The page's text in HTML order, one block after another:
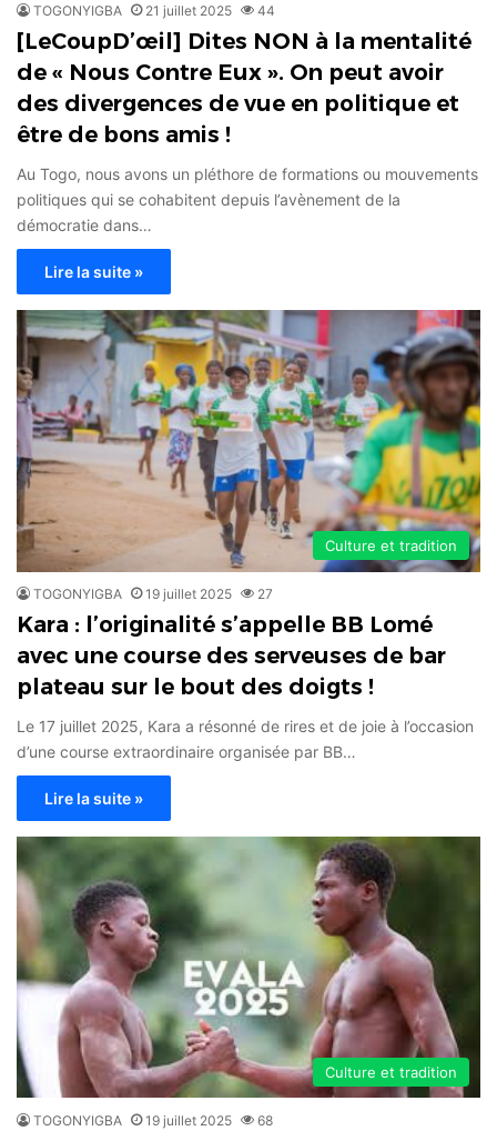
TOGONYIGBA 21 juillet 2025 44
[LeCoupD’œil] Dites NON à la mentalité
de « Nous Contre Eux ». On peut avoir
des divergences de vue en politique et
être de bons amis !
Au Togo, nous avons un pléthore de formations ou mouvements
politiques qui se cohabitent depuis l’avènement de la
démocratie dans…
Lire la suite »
Culture et tradition
TOGONYIGBA 19 juillet 2025 27
Kara : l’originalité s’appelle BB Lomé
avec une course des serveuses de bar
plateau sur le bout des doigts !
Le 17 juillet 2025, Kara a résonné de rires et de joie à l’occasion
d’une course extraordinaire organisée par BB…
Lire la suite »
Culture et tradition
TOGONYIGBA 19 juillet 2025 68